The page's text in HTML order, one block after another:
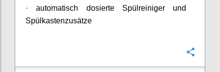
· automatisch dosierte Spülreiniger und
Spülkastenzusätze